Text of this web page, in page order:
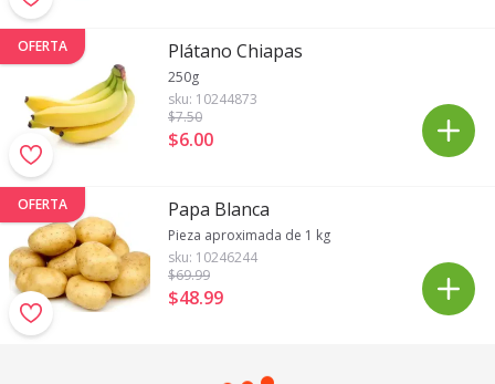
OFERTA Plátano Chiapas
250g
sku: 10244873
$7.50
$6.00
OFERTA Papa Blanca
Pieza aproximada de 1 kg
sku: 10246244
$69.99
$48.99